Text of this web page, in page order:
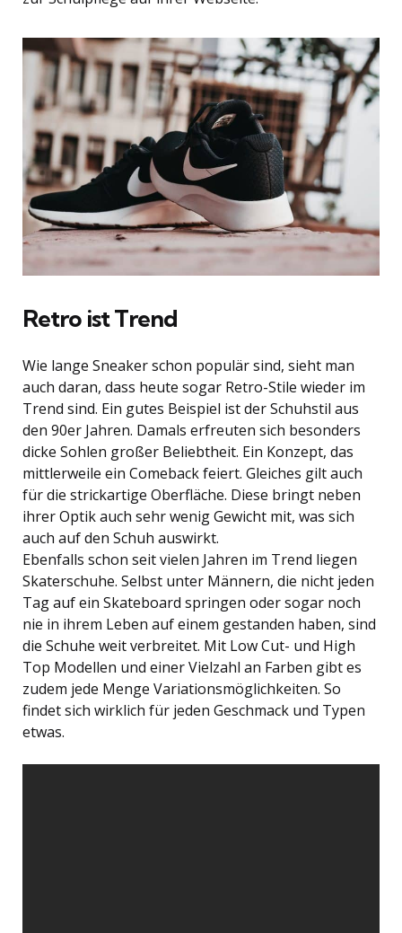
Retro ist Trend
Wie lange Sneaker schon populär sind, sieht man
auch daran, dass heute sogar Retro-Stile wieder im
Trend sind. Ein gutes Beispiel ist der Schuhstil aus
den 90er Jahren. Damals erfreuten sich besonders
dicke Sohlen großer Beliebtheit. Ein Konzept, das
mittlerweile ein Comeback feiert. Gleiches gilt auch
für die strickartige Oberfläche. Diese bringt neben
ihrer Optik auch sehr wenig Gewicht mit, was sich
auch auf den Schuh auswirkt.
Ebenfalls schon seit vielen Jahren im Trend liegen
Skaterschuhe. Selbst unter Männern, die nicht jeden
Tag auf ein Skateboard springen oder sogar noch
nie in ihrem Leben auf einem gestanden haben, sind
die Schuhe weit verbreitet. Mit Low Cut- und High
Top Modellen und einer Vielzahl an Farben gibt es
zudem jede Menge Variationsmöglichkeiten. So
findet sich wirklich für jeden Geschmack und Typen
etwas.